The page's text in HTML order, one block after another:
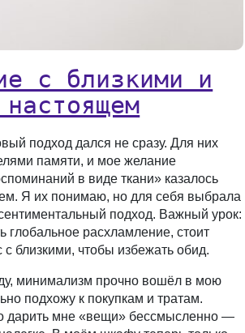
с близкими и
подход дался не сразу. Для них
памяти, и мое желание
в виде ткани» казалось
Я их понимаю, но для себя выбрала
подход. Важный урок:
глобальное расхламление, стоит
близкими, чтобы избежать обид.
минимализм прочно вошёл в мою
подхожу к покупкам и тратам.
дарить мне «вещи» бессмысленно —